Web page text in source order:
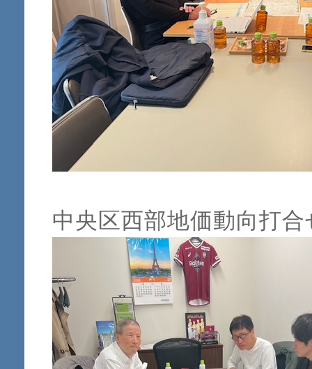
中央区西部地価動向打合